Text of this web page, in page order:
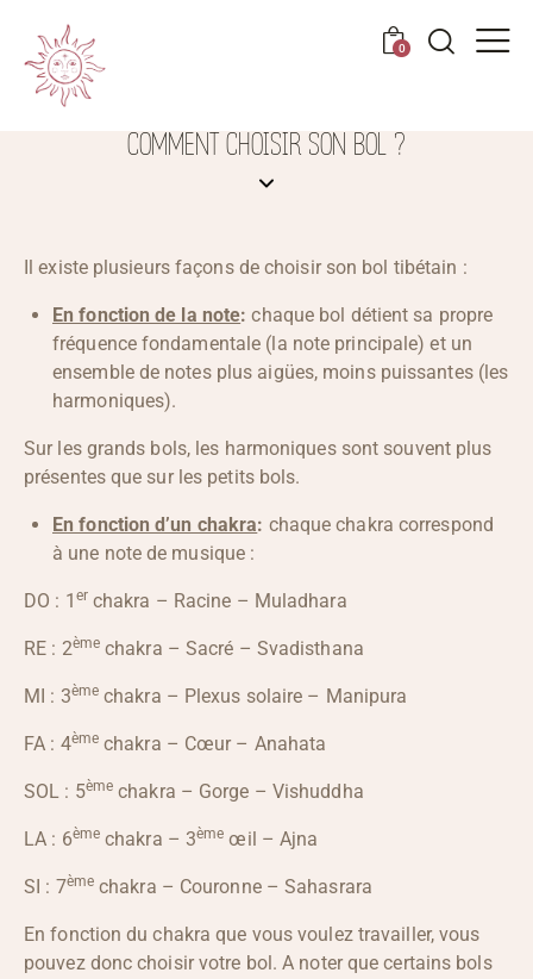
0
COMMENT CHOISIR SON BOL ?
Il existe plusieurs façons de choisir son bol tibétain :
En fonction de la note: chaque bol détient sa propre
fréquence fondamentale (la note principale) et un
ensemble de notes plus aigües, moins puissantes (les
harmoniques).
Sur les grands bols, les harmoniques sont souvent plus
présentes que sur les petits bols.
En fonction d’un chakra: chaque chakra correspond
à une note de musique :
DO : 1 erchakra – Racine – Muladhara
RE : 2èmechakra – Sacré – Svadisthana
MI : 3èmechakra – Plexus solaire – Manipura
FA : 4èmechakra – Cœur – Anahata
SOL : 5ème chakra – Gorge – Vishuddha
LA : 6èmechakra – 3ème œil – Ajna
SI : 7èmechakra – Couronne – Sahasrara
En fonction du chakra que vous voulez travailler, vous
pouvez donc choisir votre bol. A noter que certains bols